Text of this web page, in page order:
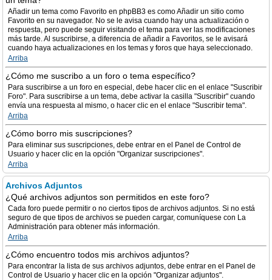
Añadir un tema como Favorito en phpBB3 es como Añadir un sitio como
Favorito en su navegador. No se le avisa cuando hay una actualización o
respuesta, pero puede seguir visitando el tema para ver las modificaciones
más tarde. Al suscribirse, a diferencia de añadir a Favoritos, se le avisará
cuando haya actualizaciones en los temas y foros que haya seleccionado.
Arriba
¿Cómo me suscribo a un foro o tema específico?
Para suscribirse a un foro en especial, debe hacer clic en el enlace "Suscribir
Foro". Para suscribirse a un tema, debe activar la casilla "Suscribir" cuando
envía una respuesta al mismo, o hacer clic en el enlace "Suscribir tema".
Arriba
¿Cómo borro mis suscripciones?
Para eliminar sus suscripciones, debe entrar en el Panel de Control de
Usuario y hacer clic en la opción "Organizar suscripciones".
Arriba
Archivos Adjuntos
¿Qué archivos adjuntos son permitidos en este foro?
Cada foro puede permitir o no ciertos tipos de archivos adjuntos. Si no está
seguro de que tipos de archivos se pueden cargar, comuníquese con La
Administración para obtener más información.
Arriba
¿Cómo encuentro todos mis archivos adjuntos?
Para encontrar la lista de sus archivos adjuntos, debe entrar en el Panel de
Control de Usuario y hacer clic en la opción "Organizar adjuntos".